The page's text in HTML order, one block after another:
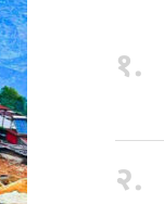
१.
२.